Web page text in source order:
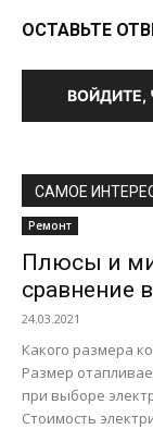
ОСТАВЬТЕ
ВОЙДИТЕ,
САМОЕ
Ремонт
Плюсы и
сравнение
24.03.2021
Какого размера
Размер
при выборе
Стоимость